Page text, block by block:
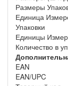
Размеры
Единица
Упаковки
Единицы
Количество в
EAN
EAN/UPC